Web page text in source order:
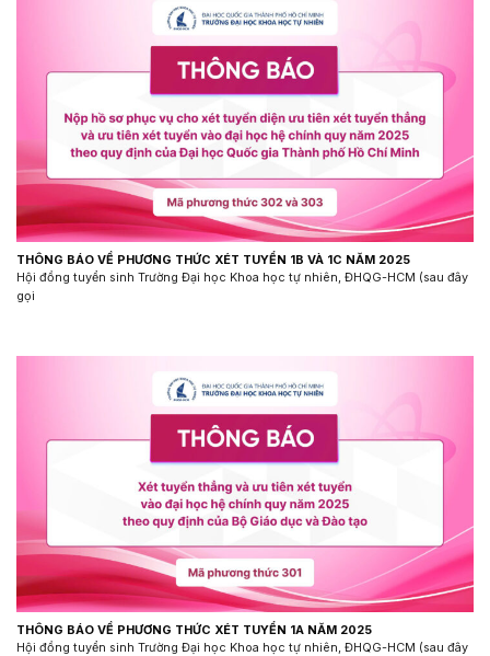
THÔNG BÁO VỀ PHƯƠNG THỨC XÉT TUYỂN 1B VÀ 1C NĂM 2025
Hội đồng tuyển sinh Trường Đại học Khoa học tự nhiên, ĐHQG-HCM (sau đây
gọi
THÔNG BÁO VỀ PHƯƠNG THỨC XÉT TUYỂN 1A NĂM 2025
Hội đồng tuyển sinh Trường Đại học Khoa học tự nhiên, ĐHQG-HCM (sau đây